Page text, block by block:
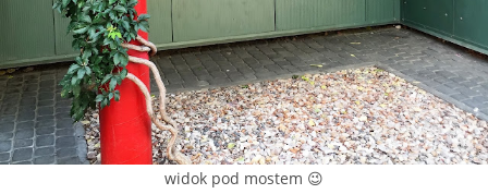
widok pod mostem 😉